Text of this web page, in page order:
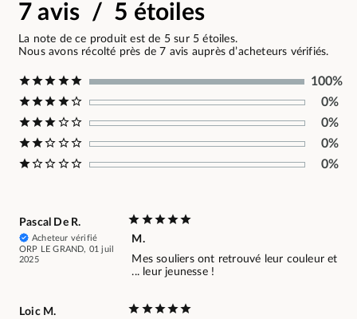
7 avis / 5 étoiles
La note de ce produit est de 5 sur 5 étoiles.
Nous avons récolté près de 7 avis auprès d’acheteurs vérifiés.
100%
0%
0%
0%
0%
Pascal De R.
Acheteur vérifié
ORP LE GRAND, 01 juil
2025
M.
Mes souliers ont retrouvé leur couleur et
... leur jeunesse !
Loic M.